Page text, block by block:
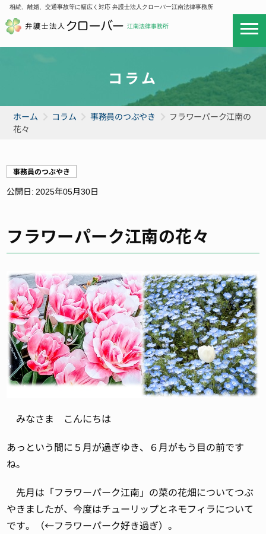
相続、離婚、交通事故等に幅広く対応 弁護士法人クローバー江南法律事務所
コラム
ホーム コラム 事務員のつぶやき
フラワーパーク江南の
花々
事務員のつぶやき
公開日:2025年05月30日
フラワーパーク江南の花々
みなさま こんにちは
あっという間に５月が過ぎゆき、６月がもう目の前です
ね。
先月は「フラワーパーク江南」の菜の花畑についてつぶ
やきましたが、今度はチューリップとネモフィラについて
です。（←フラワーパーク好き過ぎ）。